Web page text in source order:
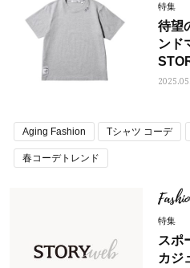
特集
待望
ンド
は？
Aging Fashion Tシャツ コーデ
春コーデトレンド
特集
スポ
カジ